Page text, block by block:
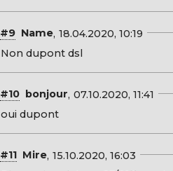
#9Name 18.04.2020, 10:19
Non dupont dsl
#10bonjour 07.10.2020, 11:41
oui dupont
#11Mire 15.10.2020, 16:03